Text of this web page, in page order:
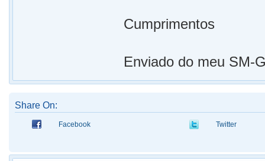
Cumprimentos
Enviado do meu SM-
Share On:
Facebook Twitter